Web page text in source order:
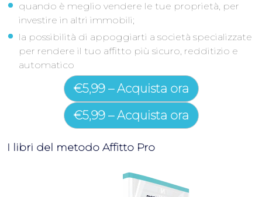
quando è meglio vendere le tue proprietà, per
investire in altri immobili;
la possibilità di appoggiarti a società specializzate
per rendere il tuo affitto più sicuro, redditizio e
automatico
€5,99 – Acquista ora
I libri del metodo Affitto Pro